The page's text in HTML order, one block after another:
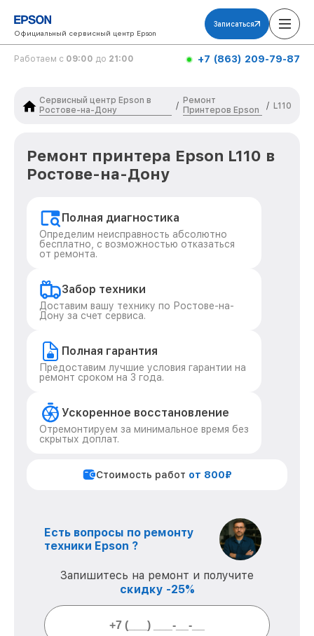
Официальный сервисный центр Epson
Записаться
Работаем с 09:00 до 21:00 +7 (863) 209-79-87
Сервисный центр Epson в
Ростове-на-Дону
/
Ремонт
Принтеров Epson
/ L110
Ремонт принтера Epson L110 в
Ростове-на-Дону
Полная диагностика
Определим неисправность абсолютно
бесплатно, с возможностью отказаться
от ремонта.
Забор техники
Доставим вашу технику по Ростове-на-
Дону за счет сервиса.
Полная гарантия
Предоставим лучшие условия гарантии на
ремонт сроком на 3 года.
Ускоренное восстановление
Отремонтируем за минимальное время без
скрытых доплат.
Стоимость работ от 800₽
Есть вопросы по ремонту
техники Epson ?
Запишитесь на ремонт и получите
скидку -25%